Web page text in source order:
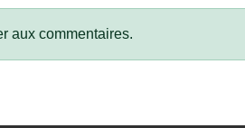
aux commentaires.